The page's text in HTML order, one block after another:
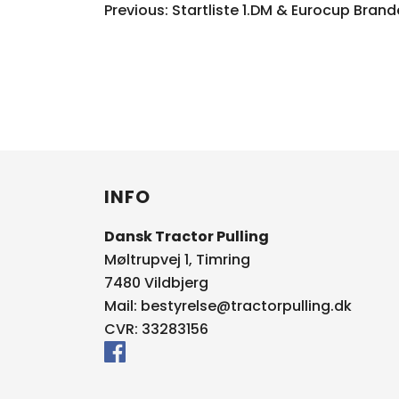
Previous: Startliste 1.DM & Eurocup
INFO
Dansk Tractor Pulling
Møltrupvej 1, Timring
7480 Vildbjerg
Mail: bestyrelse@tractorpulling.dk
CVR: 33283156